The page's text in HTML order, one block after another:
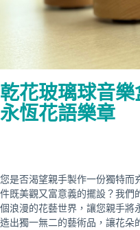
乾花玻璃球音
永恆花語樂章
您是否渴望親手製作一份獨特而
件既美觀又富意義的擺設？我們
個浪漫的花藝世界，讓您親手將
造出獨一無二的藝術品，讓花朵